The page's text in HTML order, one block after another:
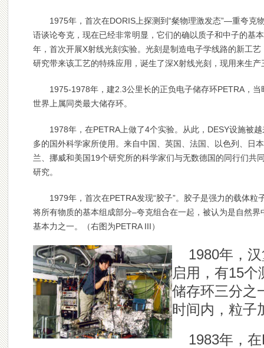
1975年，首次在DORIS上探测到“粲物理激发态”—重夸克
语谈论夸克，现在已经非常明显，它们的确以质子和中子的基
年，首次开展X射线光刻实验。光刻是制造电子学线路的新工
研究带来该工艺的特殊应用，诞生了深X射线光刻，现用来生
1975-1978年，建2.3公里长的正负电子储存环PETRA，当
世界上属同类最大储存环。
1978年，在PETRA上做了4个实验。从此，DESY设施被
多的国外科学家所使用。来自中国、英国、法国、以色列、日
兰、挪威和美国19个研究所的科学家们与无数德国的同行们共
研究。
1979年，首次在PETRA发现“胶子”。胶子是强力的载体粒
将所有物质的基本组成部分–夸克组合在一起，被认为是自然界
基本力之一。
（右图为PETRA III）
1980年，
启用，有15
储存环三分之
时间内，粒子
1983年，